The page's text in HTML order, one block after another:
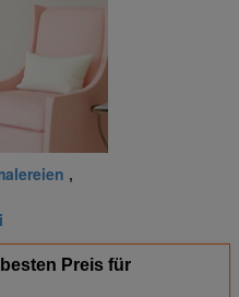
,
Preis für